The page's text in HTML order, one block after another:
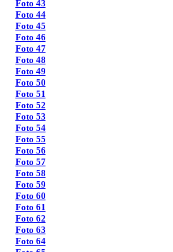
Foto 43
Foto 44
Foto 45
Foto 46
Foto 47
Foto 48
Foto 49
Foto 50
Foto 51
Foto 52
Foto 53
Foto 54
Foto 55
Foto 56
Foto 57
Foto 58
Foto 59
Foto 60
Foto 61
Foto 62
Foto 63
Foto 64